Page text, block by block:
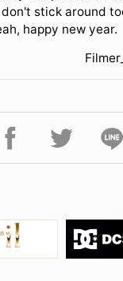
stick around
happy new year.